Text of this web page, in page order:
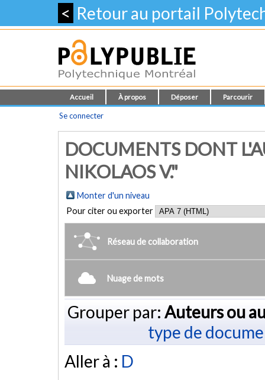
< Retour au portail
Accueil À propos Déposer Parcourir
Se connecter
DOCUMENTS DONT
NIKOLAOS V."
Monter d'un niveau
Pour citer ou exporter
Réseau de collaboration
Nuage de mots
Grouper par: Auteurs ou
type de
Aller à : D